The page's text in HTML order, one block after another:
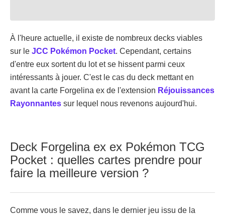
À l'heure actuelle, il existe de nombreux decks viables
sur le JCC Pokémon Pocket. Cependant, certains
d'entre eux sortent du lot et se hissent parmi ceux
intéressants à jouer. C'est le cas du deck mettant en
avant la carte Forgelina ex de l'extension Réjouissances
Rayonnantes sur lequel nous revenons aujourd'hui.
Deck Forgelina ex ex Pokémon TCG
Pocket : quelles cartes prendre pour
faire la meilleure version ?
Comme vous le savez, dans le dernier jeu issu de la